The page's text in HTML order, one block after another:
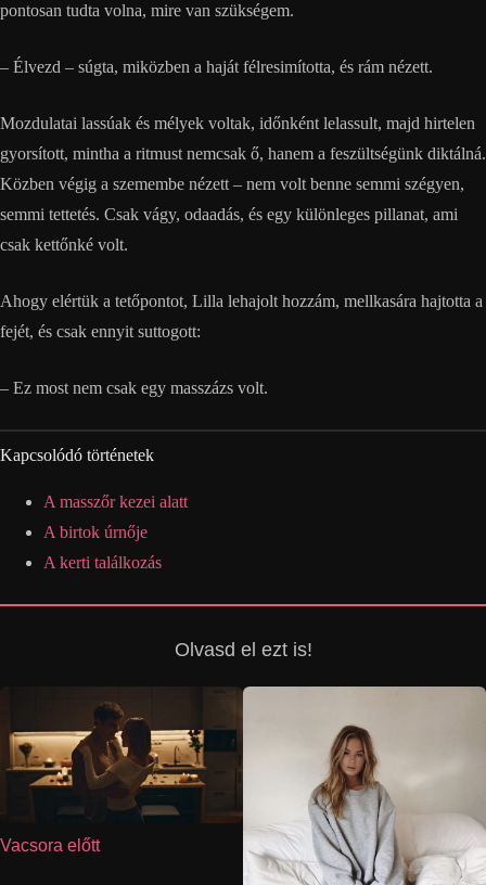
pontosan tudta volna, mire van szükségem.
– Élvezd – súgta, miközben a haját félresimította, és rám nézett.
Mozdulatai lassúak és mélyek voltak, időnként lelassult, majd hirtelen
gyorsított, mintha a ritmust nemcsak ő, hanem a feszültségünk diktálná.
Közben végig a szemembe nézett – nem volt benne semmi szégyen,
semmi tettetés. Csak vágy, odaadás, és egy különleges pillanat, ami
csak kettőnké volt.
Ahogy elértük a tetőpontot, Lilla lehajolt hozzám, mellkasára hajtotta a
fejét, és csak ennyit suttogott:
– Ez most nem csak egy masszázs volt.
Kapcsolódó történetek
A masszőr kezei alatt
A birtok úrnője
A kerti találkozás
Olvasd el ezt is!
Vacsora előtt